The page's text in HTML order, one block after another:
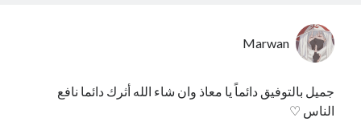
Marwan
جميل بالتوفيق دائماً يا معاذ وان شاء الله أثرك دائما نافع
الناس ♡